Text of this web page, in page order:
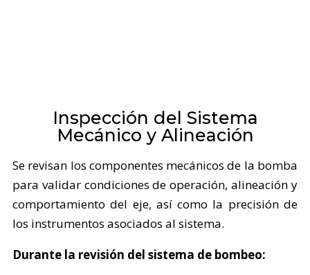
Inspección del Sistema
Mecánico y Alineación
Se revisan los componentes mecánicos de la bomba
para validar condiciones de operación, alineación y
comportamiento del eje, así como la precisión de
los instrumentos asociados al sistema.
Durante la revisión del sistema de bombeo: